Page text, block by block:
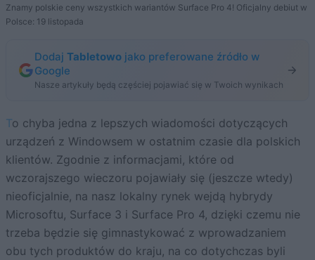
Znamy polskie ceny wszystkich wariantów Surface Pro 4! Oficjalny debiut w
Polsce: 19 listopada
Dodaj Tabletowo jako preferowane źródło w
Google
Nasze artykuły będą częściej pojawiać się w Twoich wynikach
To chyba jedna z lepszych wiadomości dotyczących
urządzeń z Windowsem w ostatnim czasie dla polskich
klientów. Zgodnie z informacjami, które od
wczorajszego wieczoru pojawiały się (jeszcze wtedy)
nieoficjalnie, na nasz lokalny rynek wejdą hybrydy
Microsoftu, Surface 3 i Surface Pro 4, dzięki czemu nie
trzeba będzie się gimnastykować z wprowadzaniem
obu tych produktów do kraju, na co dotychczas byli